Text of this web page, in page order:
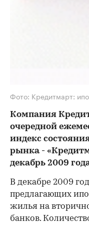
Фото: Кредитмарт:
Компания
очередной
индекс
рынка -
декабрь 2009
В декабре 2009
предлагающих
жилья на
банков.